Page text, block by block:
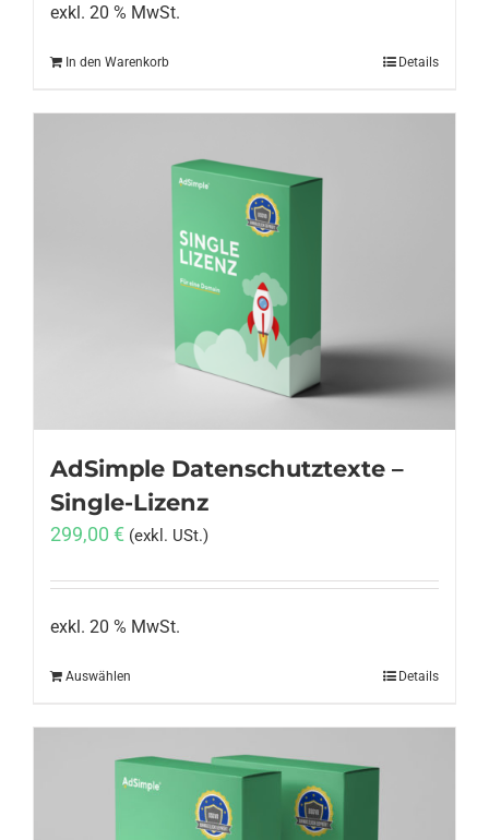
exkl. 20 % MwSt.
In den Warenkorb Details
AdSimple Datenschutztexte –
Single-Lizenz
299,00 € (exkl. USt.)
exkl. 20 % MwSt.
Auswählen Details